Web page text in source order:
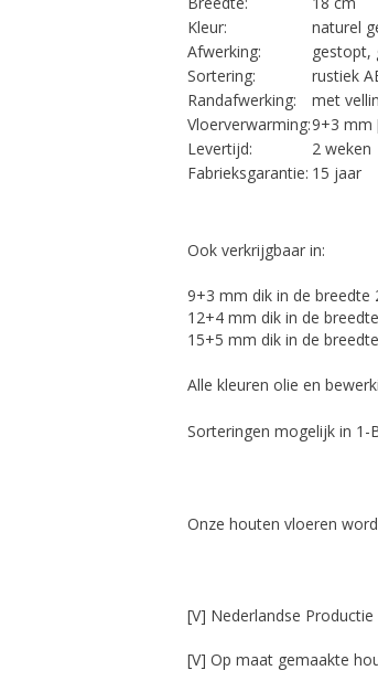
Kleur:
Afwerking:
Sortering:
Randafwerking:
Vloerverwarming:
Levertijd:
Fabrieksgarantie:
naturel
gestopt,
rustiek
met
9+3 mm
2 weken
15 jaar
Ook verkrijgbaar in:
9+3 mm dik in de breedte
12+4 mm dik in de
15+5 mm dik in de
Alle kleuren olie en
Sorteringen mogelijk in 1-
Onze houten vloeren
[V] Nederlandse Productie
[V] Op maat gemaakte